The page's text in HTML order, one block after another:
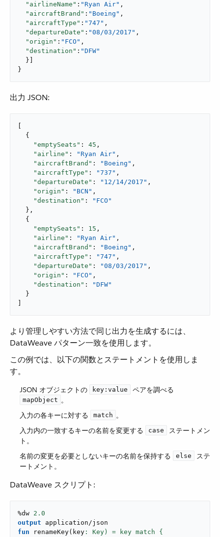
"airlineName" : "Ryan Air" ,
"aircraftBrand" : "Boeing" ,
"aircraftType" : "747" ,
"departureDate" : "08/03/2017" ,
"origin" : "FCO" ,
"destination" : "DFW"
  }]
}
出力 JSON:
  {
"emptySeats" : 45 ,
"airline" : "Ryan Air" ,
"aircraftBrand" : "Boeing" ,
"aircraftType" : "737" ,
"departureDate" : "12/14/2017" ,
"origin" : "BCN" ,
"destination" :
"FCO"
  },
  {
"emptySeats" : 15 ,
"airline" : "Ryan Air" ,
"aircraftBrand" : "Boeing" ,
"aircraftType" : "747" ,
"departureDate" : "08/03/2017" ,
"origin" : "FCO" ,
"destination" :
"DFW"
  }
より管理しやすい方法で同じ出力を生成するには、
DataWeave パターン一致を使用します。
この例では、以下の関数とステートメントを使用しま
す。
JSON オブジェクトの ​ key:value ​ ペアを調べる ​
mapObject ​。
入力の各キーに対する ​
match ​。
入力内の一致するキーの名前を変更する ​
case
​ ステートメン
ト。
名前の変更を必要としないキーの名前を保持する ​
else
​ ステ
ートメント。
DataWeave スクリプト:
%dw 2.0
output
application/json
fun
renameKey( key